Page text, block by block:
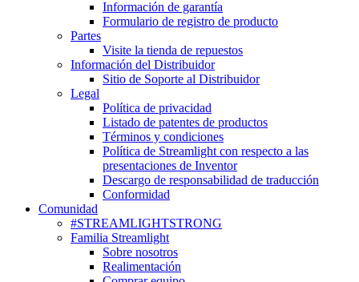
Información de garantía
Formulario de registro de producto
Partes
Visite la tienda de repuestos
Información del Distribuidor
Sitio de Soporte al Distribuidor
Legal
Política de privacidad
Listado de patentes de productos
Términos y condiciones
Política de Streamlight con respecto a las
presentaciones de Inventor
Descargo de responsabilidad de traducción
Conformidad
Comunidad
#STREAMLIGHTSTRONG
Familia Streamlight
Sobre nosotros
Realimentación